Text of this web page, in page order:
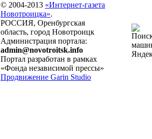
© 2004-2013 «Интернет-газета
Новотроицка».
РОССИЯ, Оренбургская
область, город Новотроицк
Администрация портала:
admin@novotroitsk.info
Портал разработан в рамках
«Фонда независимой прессы»
Продвижение Garin Studio